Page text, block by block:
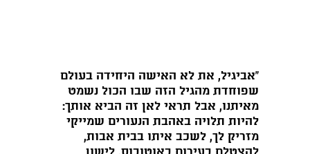
"אביגיל, את לא האישה היחידה בעולם
שפוחדת מהגיל הזה שבו הכול נשמט
מאיתנו, אבל תראי לאן זה הביא אותך:
להיות תלויה באהבת הנעורים שמייקי
מזריק לך, לשכב איתו בבית אבות,